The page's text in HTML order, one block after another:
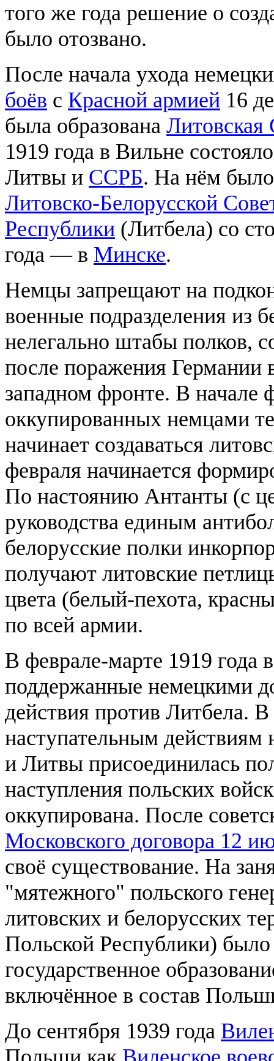
того же года решение о
было отозвано.
После начала ухода
боёв с Красной армией 16
была образована Литовская
1919 года в Вильне
Литвы и ССРБ. На нём было
Литовско-Белорусской
Республики (Литбела) со
года — в Минске.
Немцы запрещают на
военные подразделения из
нелегально штабы полков,
после поражения Германии
западном фронте. В начале
оккупированных немцами
начинает создаваться
февраля начинается
По настоянию Антанты (с
руководства единым
белорусские полки
получают литовские
цвета (белый-пехота,
по всей армии.
В феврале-марте 1919 года
поддержанные немецкими
действия против Литбела. В
наступательным действиям
и Литвы присоединилась
наступления польских
оккупирована. После
Московского договора 12
своё существование. На
"мятежного" польского
литовских и белорусских
Польской Республики) было
государственное
включённое в состав
До сентября 1939 года